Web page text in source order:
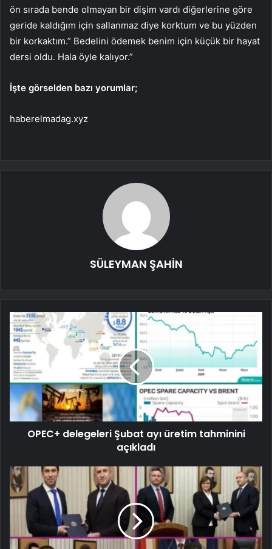
ön sırada bende olmayan bir dişim vardı diğerlerine göre
geride kaldığım için sallanmaz diye korktum ve bu yüzden
bir korkaktım.” Bedelini ödemek benim için küçük bir hayat
dersi oldu. Hala öyle kalıyor.”
İşte görselden bazı yorumlar;
haberelmadag.xyz
SÜLEYMAN ŞAHİN
OPEC+ delegeleri Şubat ayı üretim tahminini
açıkladı